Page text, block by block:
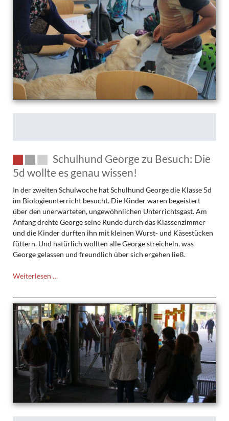
Schulhund George zu Besuch: Die
5d wollte es genau wissen!
In der zweiten Schulwoche hat Schulhund George die Klasse 5d
im Biologieunterricht besucht. Die Kinder waren begeistert
über den unerwarteten, ungewöhnlichen Unterrichtsgast. Am
Anfang drehte George seine Runde durch das Klassenzimmer
und die Kinder durften ihn mit kleinen Wurst- und Käsestücken
füttern. Und natürlich wollten alle George streicheln, was
George gelassen und freundlich über sich ergehen ließ.
Weiterlesen …
zu
Besuch:
Die
5d
wollte
genau
wissen!